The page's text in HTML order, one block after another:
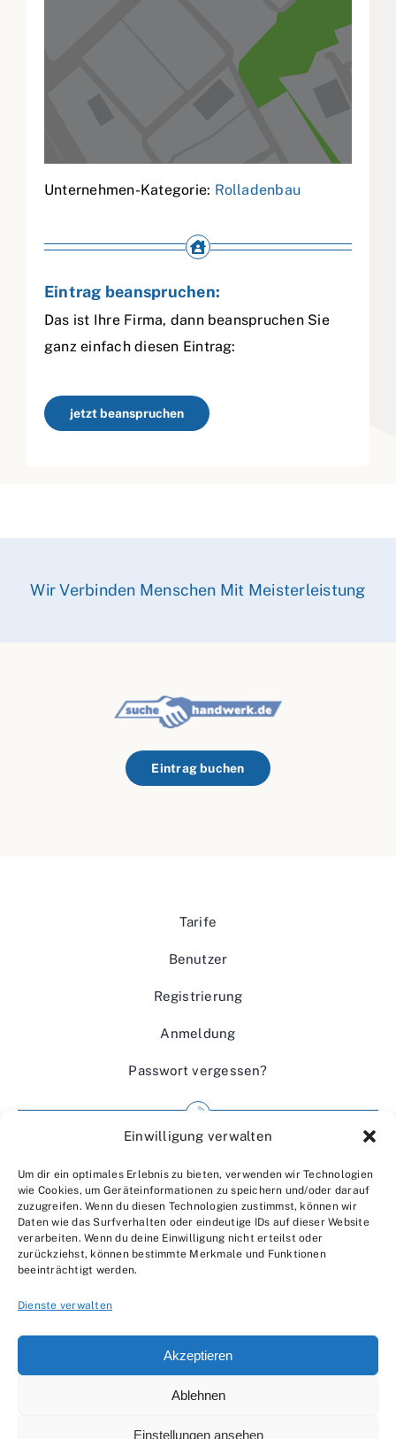
Einwilligung verwalten
Um dir ein optimales Erlebnis zu bieten, verwenden wir Technologien
wie Cookies, um Geräteinformationen zu speichern und/oder darauf
zuzugreifen. Wenn du diesen Technologien zustimmst, können wir
Daten wie das Surfverhalten oder eindeutige IDs auf dieser Website
verarbeiten. Wenn du deine Einwilligung nicht erteilst oder
zurückziehst, können bestimmte Merkmale und Funktionen
beeinträchtigt werden.
Dienste verwalten
Akzeptieren
Ablehnen
Einstellungen ansehen
Unternehmen-Kategorie: Rolladenbau
Eintrag beanspruchen:
Das ist Ihre Firma, dann beanspruchen Sie
ganz einfach diesen Eintrag:
jetzt beanspruchen
Wir Verbinden Menschen Mit Meisterleistung
Eintrag buchen
Tarife
Benutzer
Registrierung
Anmeldung
Passwort vergessen?
Wir über uns
Kontakt
Datenschutzerklärung
© 2007 - 2026 •by Moveco